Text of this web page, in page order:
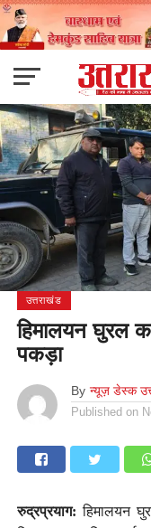
उत्तराखंड
हिमालयन घुरल
पकड़ा
By न्यूज़ डेस्क
Published on
रुद्रप्रयाग: हिमालयन